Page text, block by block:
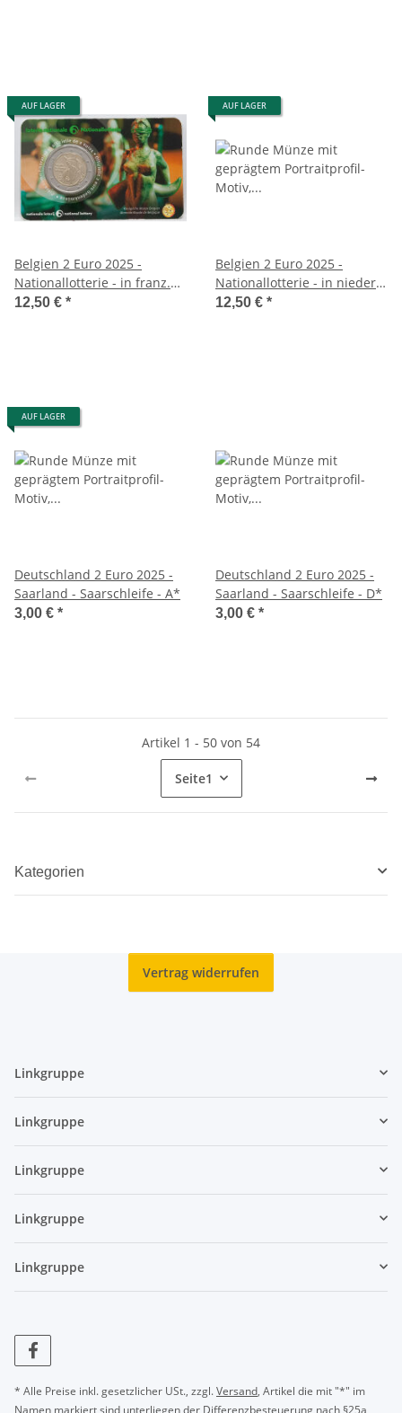
AUF LAGER
Belgien 2 Euro 2025 -
Nationallotterie - in franz.
Coincard
12,50 € *
AUF LAGER
Belgien 2 Euro 2025 -
Nationallotterie - in niederl.
Coincard
12,50 € *
AUF LAGER
Deutschland 2 Euro 2025 -
Saarland - Saarschleife - A*
3,00 € *
Deutschland 2 Euro 2025 -
Saarland - Saarschleife - D*
3,00 € *
Artikel 1 - 50 von 54
Seite1
Kategorien
Vertrag widerrufen
Linkgruppe
Linkgruppe
Linkgruppe
Linkgruppe
Linkgruppe
* Alle Preise inkl. gesetzlicher USt., zzgl.Versand, Artikel die mit "*" im
Namen markiert sind unterliegen der Differenzbesteuerung nach §25a